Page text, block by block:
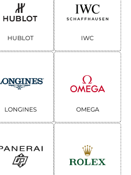
HUBLOT IWC
LONGINES OMEGA